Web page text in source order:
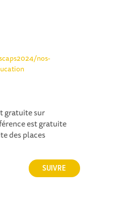
nos-
gratuite sur
est gratuite
des places